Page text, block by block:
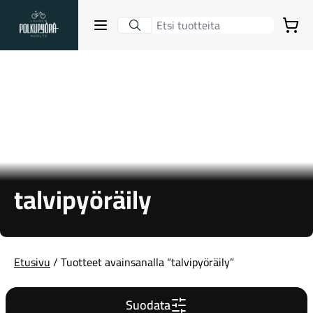
Lahden Polkupyörähuolto - etusivulle
Avaa sulje valikko
Gravel-pyörät
Ostoskori
talvipyöräily
Etusivu/ Tuotteet avainsanalla “talvipyöräily”
Suodata